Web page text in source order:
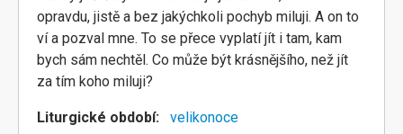
opravdu, jistě a bez jakýchkoli pochyb miluji. A on to
ví a pozval mne. To se přece vyplatí jít i tam, kam
bych sám nechtěl. Co může být krásnějšího, než jít
za tím koho miluji?
Liturgické období velikonoce